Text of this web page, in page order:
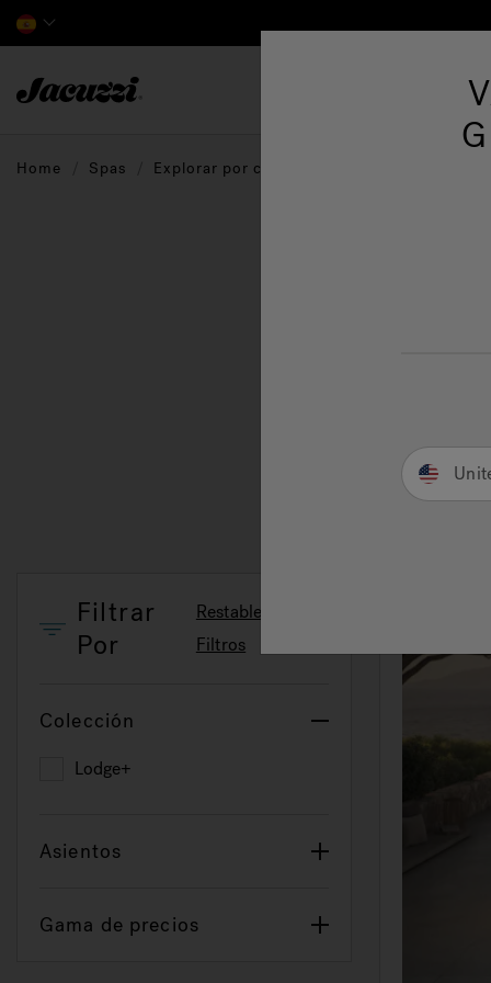
Home Spas Explorar por colección
ser
Filtrar
Por
Restablecer
Filtros
Colección
Lodge+
Asientos
Gama de precios